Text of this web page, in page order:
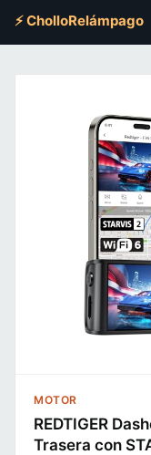
⚡ CholloRelámpago
MOTOR
REDTIGER
Trasera con